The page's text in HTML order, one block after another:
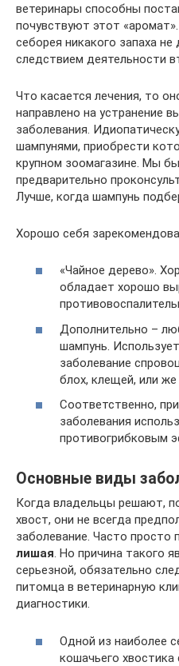
ветеринары способны
почувствуют этот
себорея никакого запаха
следствием деятельности
Что касается лечения, то
направлено на устранение
заболевания.
шампунями, приобрести
крупном зоомагазине. Мы
предварительно
Лучше, когда шампунь
Хорошо себя
«Чайное дерево».
обладает хорошо
Дополнительно –
шампунь.
заболевание
блох, клещей, или
Соответственно,
заболевания
противогрибковым
Основные виды
Когда владельцы решают,
хвост, они не всегда
заболевание. Часто просто
лишая. Но причина такого
серьезной, обязательно
питомца в ветеринарную
диагностики.
Одной из наиболее
кошачьего хвостика